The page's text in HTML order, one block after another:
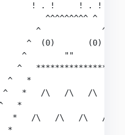
! . !
^
^  (0)
^        ""
^
^   *
^   *   /\   /\   /\
*
*   /\   /\   /\   /\
*